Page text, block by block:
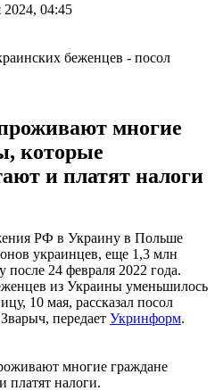
2024, 04:45
многие
которые
и платят налоги
РФ в Украину в Польше
украинцев, еще 1,3 млн
24 февраля 2022 года.
из Украины уменьшилось
10 мая, рассказал посол
передает Укринформ.
многие граждане
платят налоги.